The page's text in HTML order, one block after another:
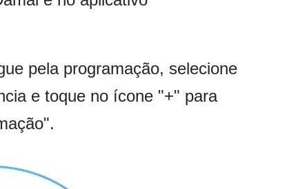
pela programação, selecione
e toque no ícone "+" para